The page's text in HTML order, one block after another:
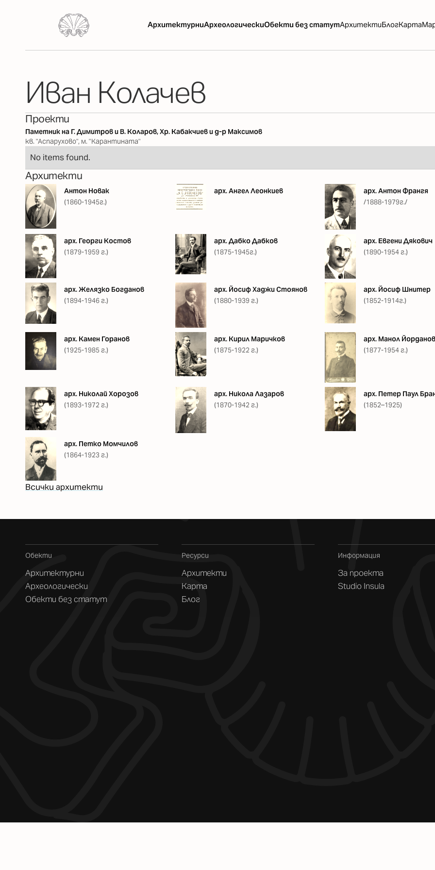
АрхитектурниАрхеологическиОбекти без статутАрхитектиБлогКарта
Иван Колачев
Проекти
Паметник на Г. Димитров и В. Коларов, Хр. Кабакчиев и д-р Максимов
кв. "Аспарухово", м. "Карантината"
No items found.
Архитекти
Антон Новак
(1860-1945г.)
арх. Ангел Леонкиев
арх. Антон Франгя
/1888-1979г./
арх. Георги Костов
(1879-1959 г.)
арх. Дабко Дабков
(1875-1945г.)
арх. Евгени Дякович
(1890-1954 г.)
арх. Желязко Богданов
(1894-1946 г.)
арх. Йосиф Хаджи Стоянов
(1880-1939 г.)
арх. Йосиф Шнитер
(1852-1914г.)
арх. Камен Горанов
(1925-1985 г.)
арх. Кирил Маричков
(1875-1922 г.)
арх. Манол
(1877-1954 г.)
арх. Николай Хорозов
(1893-1972 г.)
арх. Никола Лазаров
(1870-1942 г.)
арх. Петер Паул
(1852–1925)
арх. Петко Момчилов
(1864-1923 г.)
Всички архитекти
Обекти
Архитектурни
Археологически
Обекти без статут
Ресурси
Архитекти
Карта
Блог
Информация
За проекта
Studio Insula